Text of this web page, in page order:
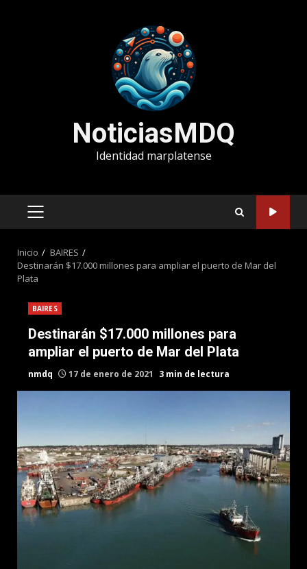
NoticiasMDQ
Identidad marplatense
MENÚ
Inicio
BAIRES
Destinarán $17.000 millones para ampliar el puerto de Mar del
Plata
BAIRES
Destinarán $17.000 millones para
ampliar el puerto de Mar del Plata
nmdq 17 de enero de 2021 3 min de lectura